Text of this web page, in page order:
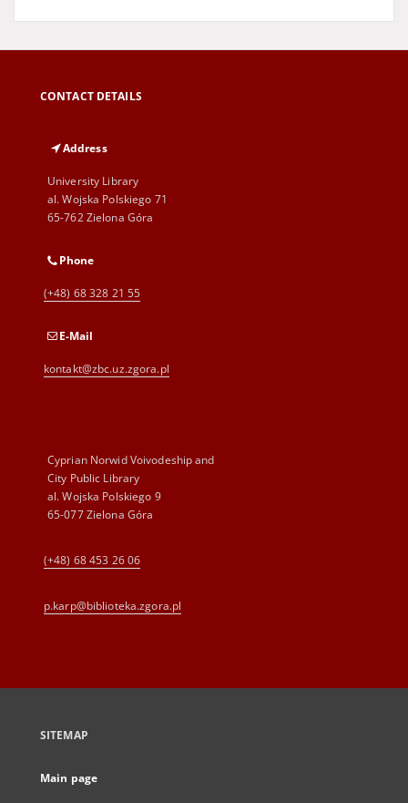
CONTACT DETAILS
Address
University Library
al. Wojska Polskiego 71
65-762 Zielona Góra
Phone
(+48) 68 328 21 55
E-Mail
kontakt@zbc.uz.zgora.pl
Cyprian Norwid Voivodeship and
City Public Library
al. Wojska Polskiego 9
65-077 Zielona Góra
(+48) 68 453 26 06
p.karp@biblioteka.zgora.pl
SITEMAP
Main page